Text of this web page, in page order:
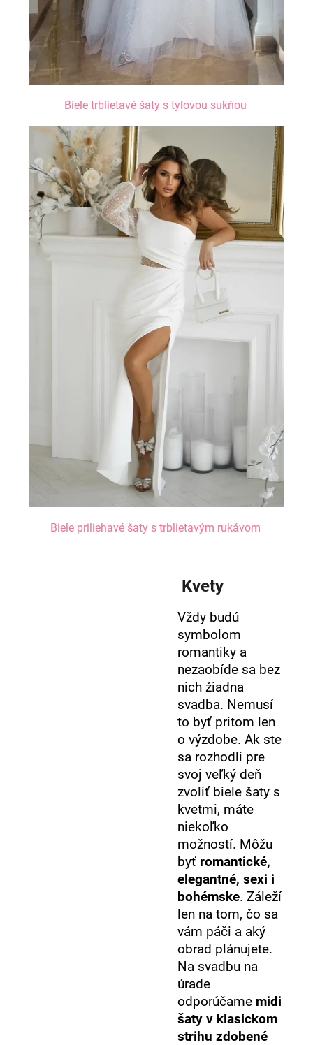
Biele trblietavé šaty s tylovou sukňou
Biele priliehavé šaty s trblietavým rukávom
Kvety
Vždy budú
symbolom
romantiky a
nezaobíde sa bez
nich žiadna
svadba. Nemusí
to byť pritom len
o výzdobe. Ak ste
sa rozhodli pre
svoj veľký deň
zvoliť biele šaty s
kvetmi, máte
niekoľko
možností. Môžu
byť romantické,
elegantné, sexi i
bohémske. Záleží
len na tom, čo sa
vám páči a aký
obrad plánujete.
Na svadbu na
úrade
odporúčame midi
šaty v klasickom
strihu zdobené